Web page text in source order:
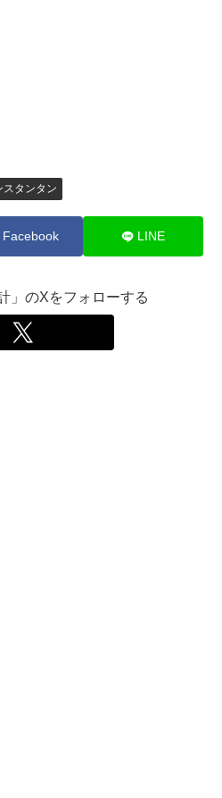
スタンタン
Facebook LINE
」のXをフォローする